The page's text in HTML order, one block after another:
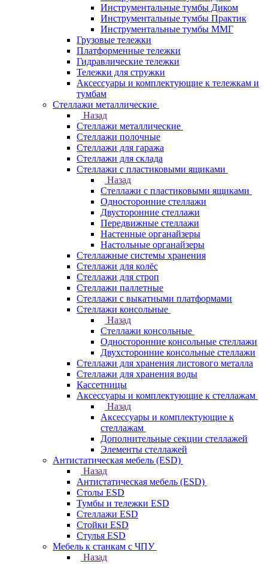
Инструментальные тумбы Диком
Инструментальные тумбы Практик
Инструментальные тумбы ММГ
Грузовые тележки
Платформенные тележки
Гидравлические тележки
Тележки для стружки
Аксесcуары и комплектующие к тележкам и
тумбам
Стеллажи металлические
Назад
Стеллажи металлические
Стеллажи полочные
Стеллажи для гаража
Стеллажи для склада
Стеллажи с пластиковыми ящиками
Назад
Стеллажи с пластиковыми ящиками
Односторонние стеллажи
Двусторонние стеллажи
Передвижные стеллажи
Настенные органайзеры
Настольные органайзеры
Стеллажные системы хранения
Стеллажи для колёс
Стеллажи для строп
Стеллажи паллетные
Стеллажи с выкатными платформами
Стеллажи консольные
Назад
Стеллажи консольные
Односторонние консольные стеллажи
Двухсторонние консольные стеллажи
Стеллажи для хранения листового металла
Стеллажи для хранения воды
Кассетницы
Аксесcуары и комплектующие к стеллажам
Назад
Аксесcуары и комплектующие к
стеллажам
Дополнительные секции стеллажей
Элементы стеллажей
Антистатическая мебель (ESD)
Назад
Антистатическая мебель (ESD)
Столы ESD
Тумбы и тележки ESD
Стеллажи ESD
Стойки ESD
Стулья ESD
Мебель к станкам с ЧПУ
Назад